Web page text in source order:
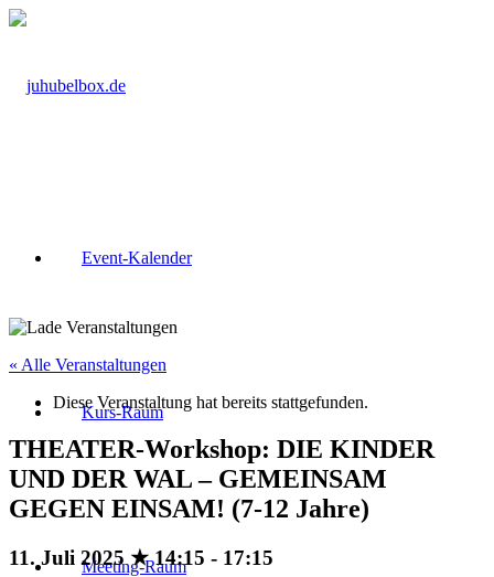
Event-Kalender
Kurs-Raum
Meeting-Raum
« Alle Veranstaltungen
Diese Veranstaltung hat bereits stattgefunden.
THEATER-Workshop: DIE KINDER
UND DER WAL – GEMEINSAM
GEGEN EINSAM! (7-12 Jahre)
11. Juli 2025 ★ 14:15 - 17:15